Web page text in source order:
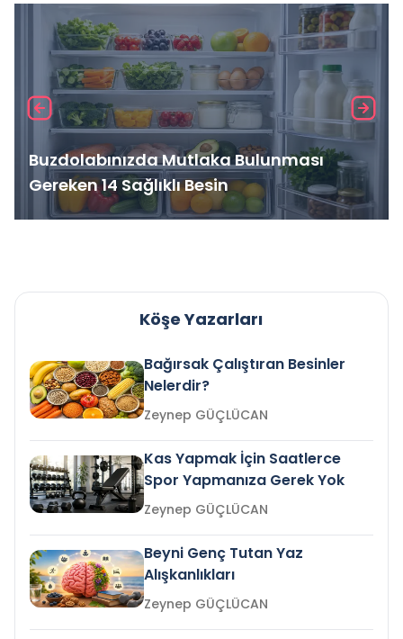
Buzdolabınızda Mutlaka Bulunması
Gereken 14 Sağlıklı Besin
Köşe Yazarları
Bağırsak Çalıştıran Besinler
Nelerdir?
Zeynep GÜÇLÜCAN
Kas Yapmak İçin Saatlerce
Spor Yapmanıza Gerek Yok
Zeynep GÜÇLÜCAN
Beyni Genç Tutan Yaz
Alışkanlıkları
Zeynep GÜÇLÜCAN